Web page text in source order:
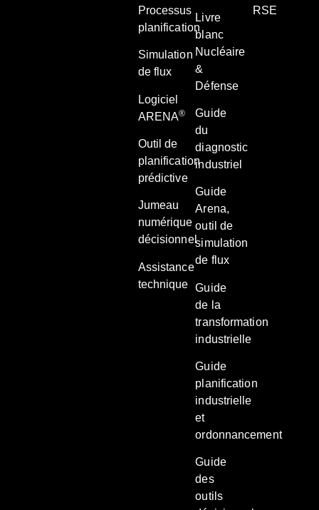
Processus
planification
Simulation
de flux
Logiciel
ARENA®
Outil de
planification
prédictive
Jumeau
numérique
décisionnel
Assistance
technique
Livre
blanc
Nucléaire
&
Défense
Guide
du
diagnostic
industriel
Guide
Arena,
outil de
simulation
de flux
Guide
de la
transformation
industrielle
Guide
planification
industrielle
et
ordonnancement
Guide
des
outils
RSE